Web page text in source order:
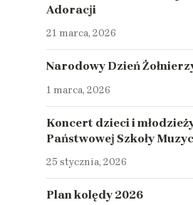
Adoracji
21 marca, 2026
Narodowy Dzień
1 marca, 2026
Koncert dzieci i
Państwowej Szkoły
25 stycznia, 2026
Plan kolędy 2026